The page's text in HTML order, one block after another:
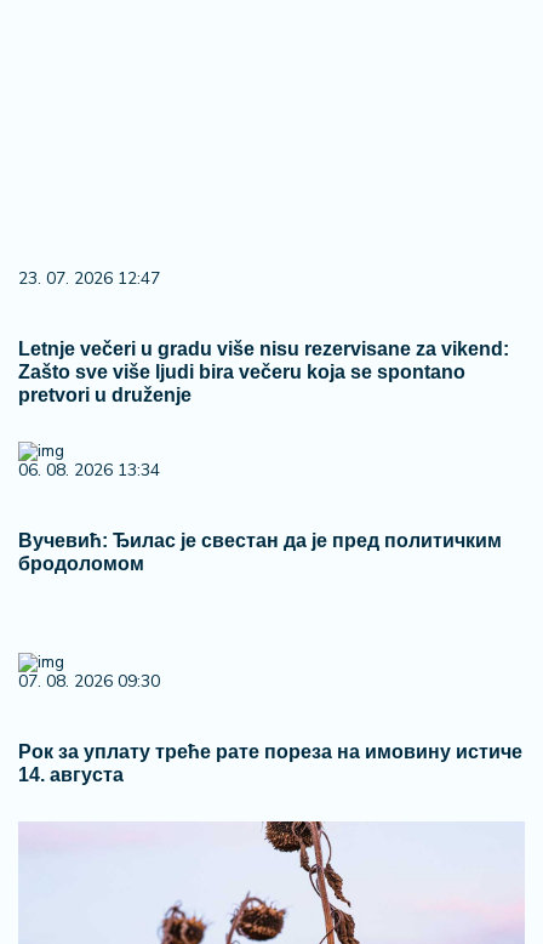
23. 07. 2026 12:47
Letnje večeri u gradu više nisu rezervisane za vikend:
Zašto sve više ljudi bira večeru koja se spontano
pretvori u druženje
06. 08. 2026 13:34
Вучевић: Ђилас је свестан да је пред политичким
бродоломом
07. 08. 2026 09:30
Рок за уплату треће рате пореза на имовину истиче
14. августа